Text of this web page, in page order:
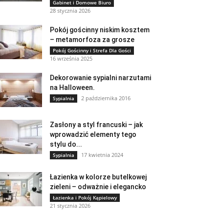
Gabinet i Domowe Biuro
28 stycznia 2026
Pokój gościnny niskim kosztem
– metamorfoza za grosze
Pokój Gościnny i Strefa Dla Gości
16 września 2025
Dekorowanie sypialni narzutami
na Halloween.
Sypialnia 2 października 2016
Zasłony a styl francuski – jak
wprowadzić elementy tego
stylu do...
Sypialnia 17 kwietnia 2024
Łazienka w kolorze butelkowej
zieleni – odważnie i elegancko
Łazienka i Pokój Kąpielowy
21 stycznia 2026